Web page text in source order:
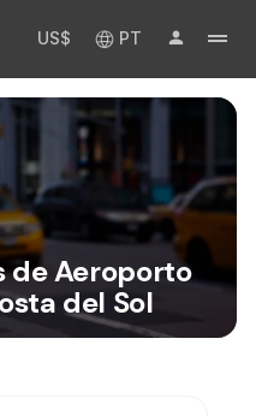
US$ PT
de Aeroporto
del Sol